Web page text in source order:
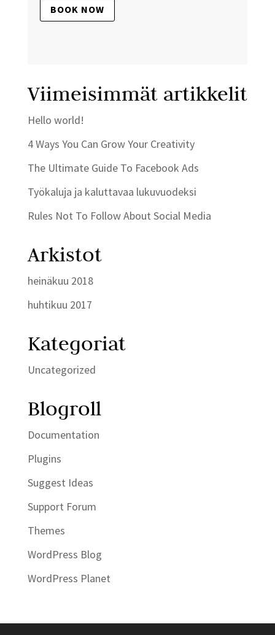
BOOK NOW
Viimeisimmät artikkelit
Hello world!
4 Ways You Can Grow Your Creativity
The Ultimate Guide To Facebook Ads
Työkaluja ja kaluttavaa lukuvuodeksi
Rules Not To Follow About Social Media
Arkistot
heinäkuu 2018
huhtikuu 2017
Kategoriat
Uncategorized
Blogroll
Documentation
Plugins
Suggest Ideas
Support Forum
Themes
WordPress Blog
WordPress Planet